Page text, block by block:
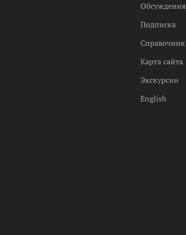
Обсуждения
Подписка
Справочник
Карта сайта
Экскурсии
English